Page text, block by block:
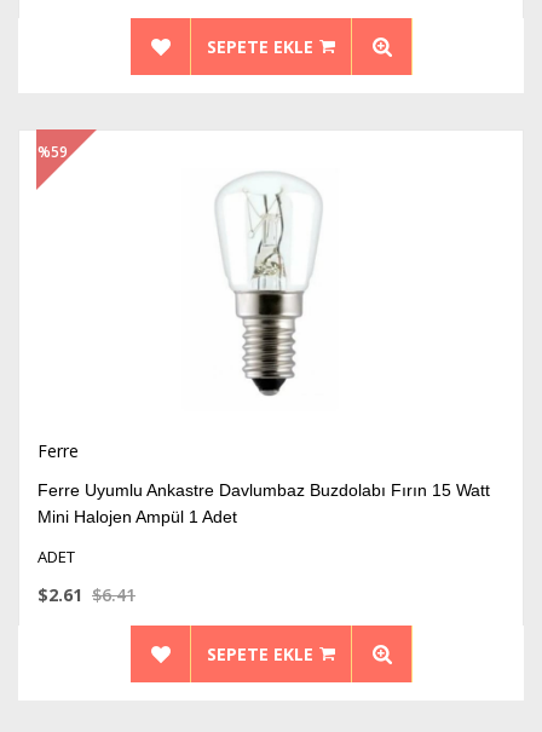
SEPETE EKLE
Ferre
Ferre Uyumlu Ankastre Davlumbaz Buzdolabı Fırın 15 Watt
Mini Halojen Ampül 1 Adet
ADET
$2.61 $6.41
SEPETE EKLE
%59